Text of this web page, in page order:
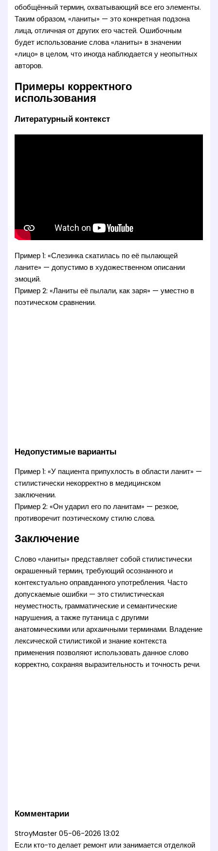
обобщённый термин, охватывающий все его элементы.
Таким образом, «ланиты» — это конкретная подзона
лица, отличная от других его частей. Ошибочным
будет использование слова «ланиты» в значении
«лицо» в целом, что иногда наблюдается у неопытных
авторов.
Примеры корректного
использования
Литературный контекст
Пример 1: «Слезинка скатилась по её пылающей
ланите» — допустимо в художественном описании
эмоций.
Пример 2: «Ланиты её пылали, как заря» — уместно в
поэтическом сравнении.
Недопустимые варианты
Пример 1: «У пациента припухлость в области ланит» —
стилистически некорректно в медицинском
заключении.
Пример 2: «Он ударил его по ланитам» — резкое,
противоречит поэтическому стилю слова.
Заключение
Слово «ланиты» представляет собой стилистически
окрашенный термин, требующий осознанного и
контекстуально оправданного употребления. Часто
допускаемые ошибки — это стилистическая
неуместность, грамматические и семантические
нарушения, а также путаница с другими
анатомическими или архаичными терминами. Владение
лексической стилистикой и знание контекста
применения позволяют использовать данное слово
корректно, сохраняя выразительность и точность речи.
Комментарии
StroyMaster 05-06-2026 13:02
Если кто-то делает ремонт или занимается отделкой